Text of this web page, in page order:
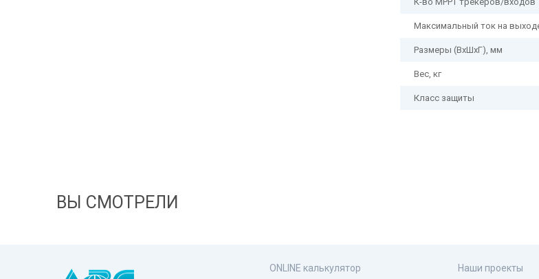
– Поддержка
(опционально)
Максимальный ток на
Размеры (ВхШхГ), мм
Вес, кг
Класс защиты
ВЫ СМОТРЕЛИ
ONLINE калькулятор Наши проекты